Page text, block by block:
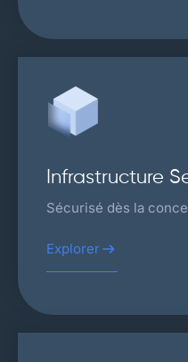
Infrastructure
Sécurisé dès la
Explorer